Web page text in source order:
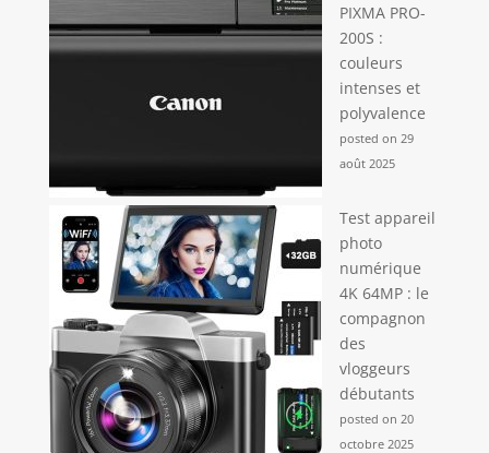
PIXMA PRO-
200S :
couleurs
intenses et
polyvalence
posted on 29
août 2025
Test appareil
photo
numérique
4K 64MP : le
compagnon
des
vloggeurs
débutants
posted on 20
octobre 2025